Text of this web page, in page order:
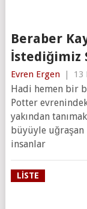
Beraber
İstediğimiz
Evren Ergen | 13
Hadi hemen bir
Potter
yakından
büyüyle
insanlar
LISTE